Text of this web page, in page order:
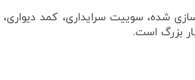
حیاط سازی شده، سوییت سرایداری، کمد دیواری،
بزرگ است.